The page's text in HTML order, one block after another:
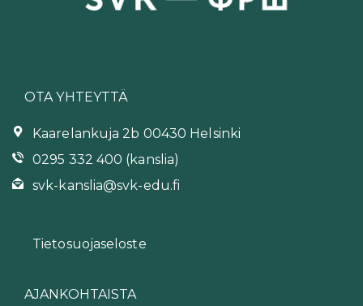
OTA YHTEYTTÄ
Kaarelankuja 2b 00430 Helsinki
0295 332 400 (kanslia)
svk-kanslia@svk-edu.fi
Tietosuojaseloste
AJANKOHTAISTA